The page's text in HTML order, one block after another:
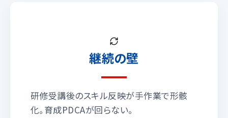
継続の壁
研修受講後のスキル反映が手作業で形骸
化。育成PDCAが回らない。